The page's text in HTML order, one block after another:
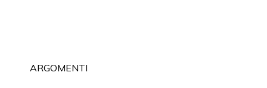
ARGOMENTI